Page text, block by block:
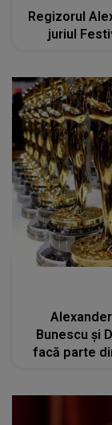
Regizorul
juriul
Bunescu și
facă parte